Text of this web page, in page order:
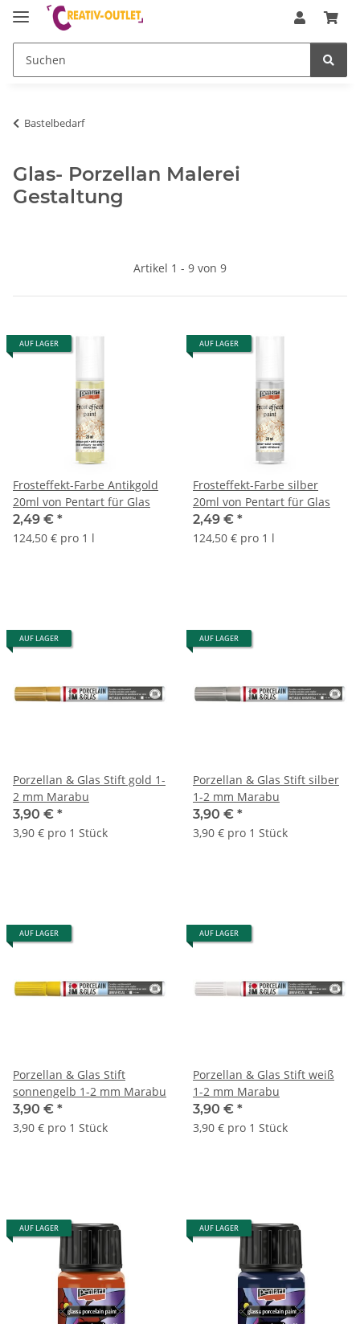
Bastelbedarf
Glas- Porzellan Malerei
Gestaltung
Artikel 1 - 9 von 9
AUF LAGER
Frosteffekt-Farbe Antikgold
20ml von Pentart für Glas
2,49 € *
124,50 € pro 1 l
AUF LAGER
Frosteffekt-Farbe silber
20ml von Pentart für Glas
2,49 € *
124,50 € pro 1 l
AUF LAGER
Porzellan & Glas Stift gold 1-
2 mm Marabu
3,90 € *
3,90 € pro 1 Stück
AUF LAGER
Porzellan & Glas Stift silber
1-2 mm Marabu
3,90 € *
3,90 € pro 1 Stück
AUF LAGER
Porzellan & Glas Stift
sonnengelb 1-2 mm Marabu
3,90 € *
3,90 € pro 1 Stück
AUF LAGER
Porzellan & Glas Stift weiß
1-2 mm Marabu
3,90 € *
3,90 € pro 1 Stück
AUF LAGER AUF LAGER